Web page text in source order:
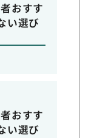
おすす
い選び
おすす
い選び